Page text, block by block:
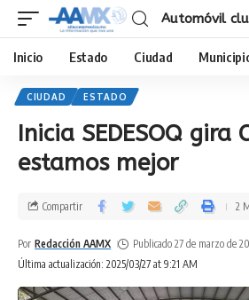
Automóvil
Inicio Estado Ciudad
CIUDAD ESTADO
Inicia SEDESOQ gira
estamos mejor
Última actualización: 2025/03/27 at 9:21 AM
Por Redacción AAMX Publicado 27 de marzo de
Compartir 2